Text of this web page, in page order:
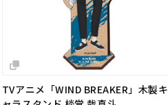
TVアニメ「WIND BREAKER」木製キ